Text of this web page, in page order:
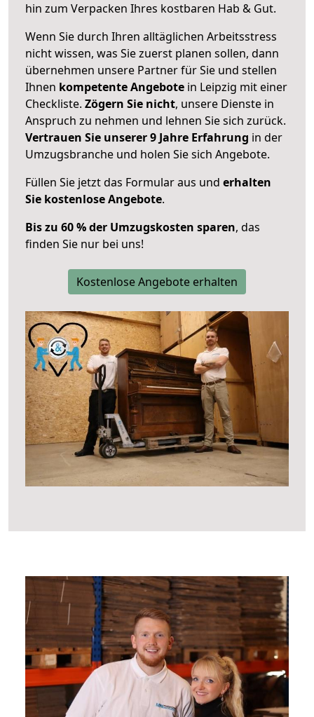
hin zum Verpacken Ihres kostbaren Hab & Gut.
Wenn Sie durch Ihren alltäglichen Arbeitsstress
nicht wissen, was Sie zuerst planen sollen, dann
übernehmen unsere Partner für Sie und stellen
Ihnen kompetente Angebote in Leipzig mit einer
Checkliste. Zögern Sie nicht, unsere Dienste in
Anspruch zu nehmen und lehnen Sie sich zurück.
Vertrauen Sie unserer 9 Jahre Erfahrung in der
Umzugsbranche und holen Sie sich Angebote.
Füllen Sie jetzt das Formular aus und erhalten
Sie kostenlose Angebote.
Bis zu 60 % der Umzugskosten sparen, das
finden Sie nur bei uns!
Kostenlose Angebote erhalten